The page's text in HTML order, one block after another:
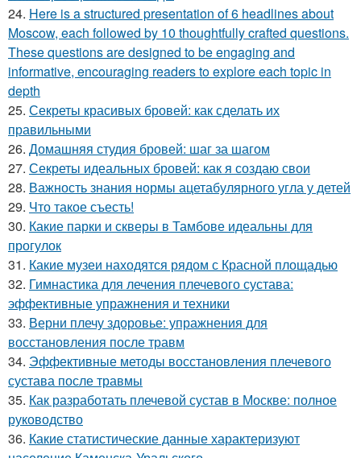
24. Here is a structured presentation of 6 headlines about
Moscow, each followed by 10 thoughtfully crafted questions.
These questions are designed to be engaging and
informative, encouraging readers to explore each topic in
depth
25. Секреты красивых бровей: как сделать их
правильными
26. Домашняя студия бровей: шаг за шагом
27. Секреты идеальных бровей: как я создаю свои
28. Важность знания нормы ацетабулярного угла у детей
29. Что такое съесть!
30. Какие парки и скверы в Тамбове идеальны для
прогулок
31. Какие музеи находятся рядом с Красной площадью
32. Гимнастика для лечения плечевого сустава:
эффективные упражнения и техники
33. Верни плечу здоровье: упражнения для
восстановления после травм
34. Эффективные методы восстановления плечевого
сустава после травмы
35. Как разработать плечевой сустав в Москве: полное
руководство
36. Какие статистические данные характеризуют